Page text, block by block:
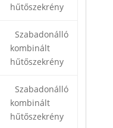
hűtőszekrény
Szabadonálló
kombinált
hűtőszekrény
Szabadonálló
kombinált
hűtőszekrény